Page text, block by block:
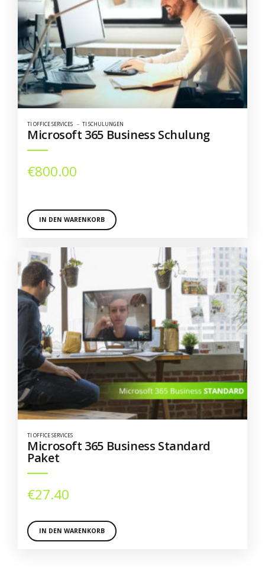
TI OFFICE SERVICES TI SCHULUNGEN
Microsoft 365 Business Schulung
€800.00
IN DEN WARENKORB
TI OFFICE SERVICES
Microsoft 365 Business Standard
Paket
€27.40
IN DEN WARENKORB